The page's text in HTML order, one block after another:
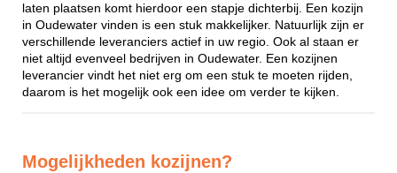
laten plaatsen komt hierdoor een stapje dichterbij. Een kozijn
in Oudewater vinden is een stuk makkelijker. Natuurlijk zijn er
verschillende leveranciers actief in uw regio. Ook al staan er
niet altijd evenveel bedrijven in Oudewater. Een kozijnen
leverancier vindt het niet erg om een stuk te moeten rijden,
daarom is het mogelijk ook een idee om verder te kijken.
Mogelijkheden kozijnen?